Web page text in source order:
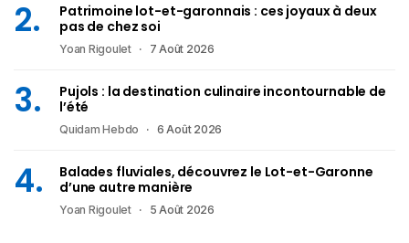
Patrimoine lot-et-garonnais : ces joyaux à deux
pas de chez soi
Yoan Rigoulet 7 Août 2026
Pujols : la destination culinaire incontournable de
l’été
Quidam Hebdo 6 Août 2026
Balades fluviales, découvrez le Lot-et-Garonne
d’une autre manière
Yoan Rigoulet 5 Août 2026